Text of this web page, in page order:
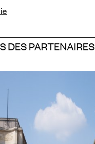
DES PARTENAIRES